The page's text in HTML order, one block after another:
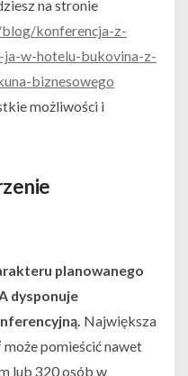
na stronie
konferencja-z-
w-hotelu-bukovina-z-
biznesowego
możliwości i
planowanego
dysponuje
Największa
może pomieścić nawet
lub 320 osób w